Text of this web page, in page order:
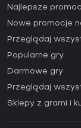
Najlepsze
Nowe promocje
Przeglądaj
Popularne gry
Darmowe gry
Przeglądaj
Sklepy z grami i